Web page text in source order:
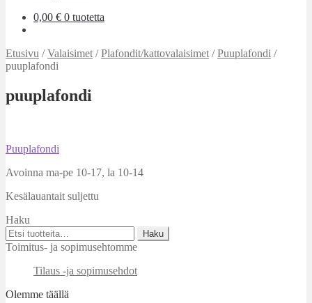
0,00 € 0 tuotetta
Etusivu /Valaisimet /Plafondit/kattovalaisimet /Puuplafondi /
puuplafondi
puuplafondi
Artikkelien
selaus
Edellinen
Puuplafondi
Avoinna ma-pe 10-17, la 10-14
Kesälauantait suljettu
Haku
Etsi:
Haku
Toimitus- ja sopimusehtomme
Tilaus -ja sopimusehdot
Olemme täällä